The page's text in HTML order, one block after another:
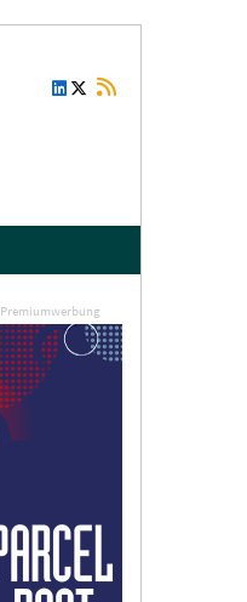
Premiumwerbung